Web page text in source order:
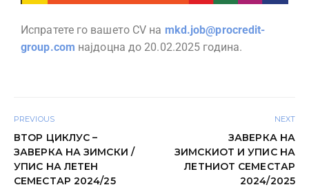
Испратете го вашето CV на mkd.job@procredit-
group.com најдоцна до 20.02.2025 година.
PREVIOUS
ВТОР ЦИКЛУС –
ЗАВЕРКА НА ЗИМСКИ /
УПИС НА ЛЕТЕН
СЕМЕСТАР 2024/25
NEXT
ЗАВЕРКА НА
ЗИМСКИОТ И УПИС НА
ЛЕТНИОТ СЕМЕСТАР
2024/2025